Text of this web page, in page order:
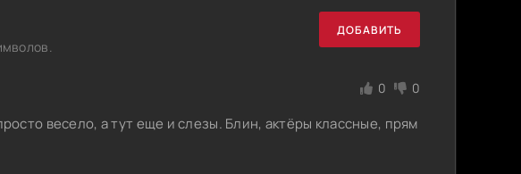
ДОБАВИТЬ
0 0
весело, а тут еще и слезы. Блин, актёры классные, прям